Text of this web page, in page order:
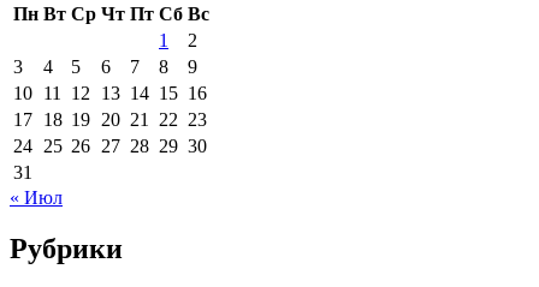
Пн Вт Ср Чт Пт Сб Вс
1
2
3
4 5 6 7 8
9
10 11 12 13 14 15 16
17 18 19 20 21 22 23
24 25 26 27 28 29 30
31
« Июл
Рубрики